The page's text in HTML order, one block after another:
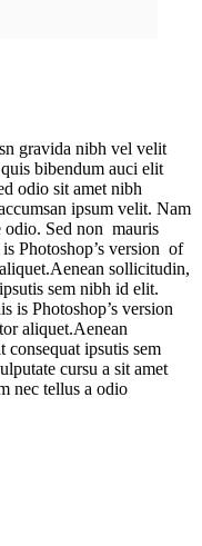
gravida nibh vel velit
bibendum auci elit
odio sit amet nibh
ipsum velit. Nam
odio. Sed non mauris
Photoshop’s version of
sollicitudin,
sem nibh id elit.
is Photoshop’s version
aliquet.Aenean
ipsutis sem
cursu a sit amet
nec tellus a odio